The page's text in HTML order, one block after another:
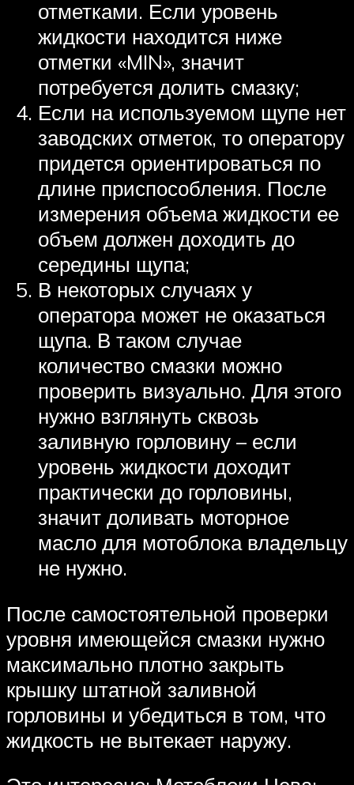
отметками. Если уровень
жидкости находится ниже
отметки «MIN», значит
потребуется долить смазку;
Если на используемом щупе нет
заводских отметок, то оператору
придется ориентироваться по
длине приспособления. После
измерения объема жидкости ее
объем должен доходить до
середины щупа;
В некоторых случаях у
оператора может не оказаться
щупа. В таком случае
количество смазки можно
проверить визуально. Для этого
нужно взглянуть сквозь
заливную горловину – если
уровень жидкости доходит
практически до горловины,
значит доливать моторное
масло для мотоблока владельцу
не нужно.
После самостоятельной проверки
уровня имеющейся смазки нужно
максимально плотно закрыть
крышку штатной заливной
горловины и убедиться в том, что
жидкость не вытекает наружу.